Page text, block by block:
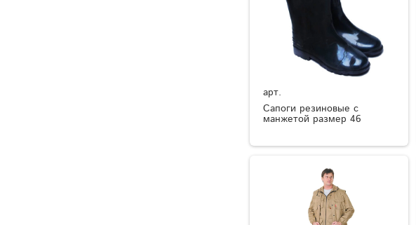
арт.
Сапоги резиновые с
манжетой размер 46